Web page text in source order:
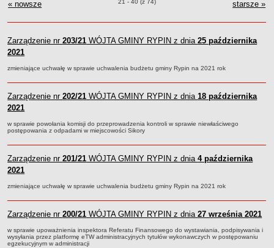
Związki i stowarzyszenia
Rejestr instytucji kultury
RODO Klauzule informacyjne
AKTUALNOŚCI I OGŁOSZENIA
URZĄD GMINY
Dane teleadresowe
Tabela informacyjna
Pracownicy urzędu - urząd gminy
Pracownicy urzędu - baza magazynowo - warsztatowa
Kompetencje referatów
RYPIN
« nowsze zarządzenia WÓJTA GMINY RYPIN
Zarządzenia o pozycjach
21 - 40 (z 74) starsze »
Zarządzenie nr203/21 WÓJTA GMINY RYPIN z dnia25 października
2021
zmieniające uchwałę w sprawie uchwalenia budżetu gminy Rypin na 2021 rok
Zarządzenie nr202/21 WÓJTA GMINY RYPIN z dnia18 października
2021
w sprawie powołania komisji do przeprowadzenia kontroli w sprawie niewłaściwego
postępowania z odpadami w miejscowości Sikory
Zarządzenie nr201/21 WÓJTA GMINY RYPIN z dnia4 października
2021
zmieniające uchwałę w sprawie uchwalenia budżetu gminy Rypin na 2021 rok
Zarządzenie nr200/21 WÓJTA GMINY RYPIN z dnia27 września 2021
w sprawie upoważnienia inspektora Referatu Finansowego do wystawiania, podpisywania i
wysyłania przez platformę eTW administracyjnych tytułów wykonawczych w postępowaniu
egzekucyjnym w administracji